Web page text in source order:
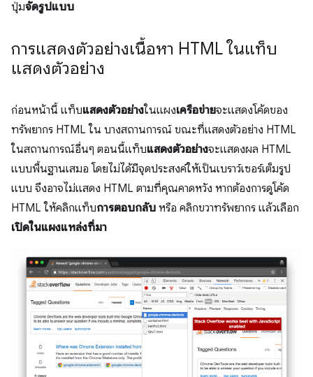
ปุ่มจัดรูปแบบ
การแสดงตัวอย่างเนื้อหา HTML ในแท็บ
แสดงตัวอย่าง
ก่อนหน้านี้ แท็บแสดงตัวอย่างในแผงเครือข่ายจะแสดงโค้ดของ
ทรัพยากร HTML ใน บางสถานการณ์ ขณะที่แสดงตัวอย่าง HTML
ในสถานการณ์อื่นๆ ตอนนี้แท็บแสดงตัวอย่างจะแสดงผล HTML
แบบพื้นฐานเสมอ โดยไม่ได้มีจุดประสงค์ให้เป็นเบราว์เซอร์เต็มรูป
แบบ จึงอาจไม่แสดง HTML ตามที่คุณคาดหวัง หากต้องการดูโค้ด
HTML ให้คลิกแท็บการตอบกลับ หรือ คลิกขวาทรัพยากร แล้วเลือก
เปิดในแผงแหล่งที่มา